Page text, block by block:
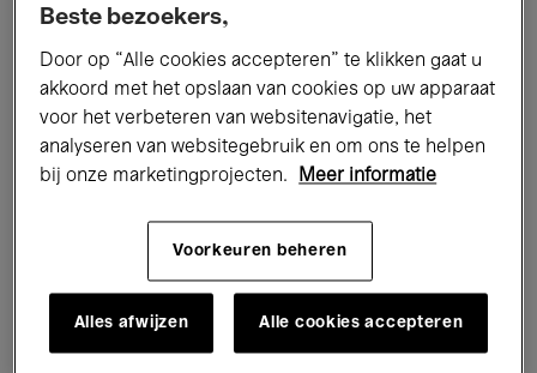
Alle evenementen
Tentoonstellingen Films
Performances Lezingen & Debatten
Jazz Klassieke Muziek Global Music
Voor iedereen Kids’ Palace
Beste bezoekers,
Door op “Alle cookies accepteren” te klikken gaat u
akkoord met het opslaan van cookies op uw apparaat
voor het verbeteren van websitenavigatie, het
analyseren van websitegebruik en om ons te helpen
bij onze marketingprojecten.
Meer informatie
Voorkeuren beheren
Alles afwijzen Alle cookies accepteren